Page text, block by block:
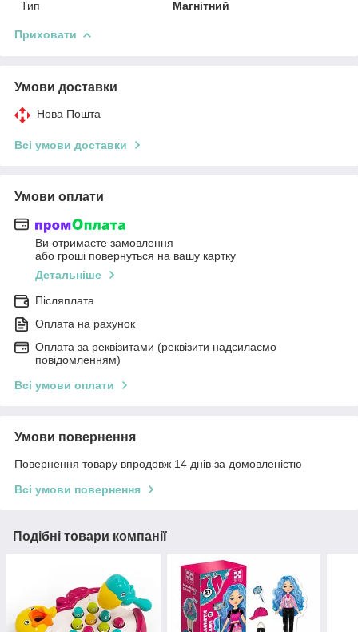
Тип
Магнітний
Приховати
Умови доставки
Нова Пошта
Всі умови доставки
Умови оплати
Ви отримаєте замовлення
або гроші повернуться на вашу картку
Детальніше
Післяплата
Оплата на рахунок
Оплата за реквізитами (реквізити надсилаємо
повідомленням)
Всі умови оплати
Умови повернення
Повернення товару впродовж 14 днів за домовленістю
Всі умови повернення
Подібні товари компанії